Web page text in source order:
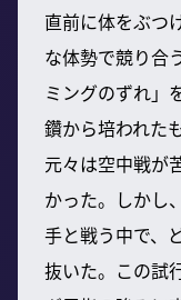
直前に体をぶつ
な体勢で競り合
ミングのずれ」
鑽から培われた
元々は空中戦が
かった。しかし
手と戦う中で、
抜いた。この試